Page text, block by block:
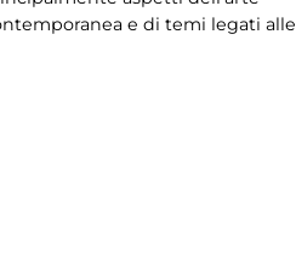
e di temi legati alle